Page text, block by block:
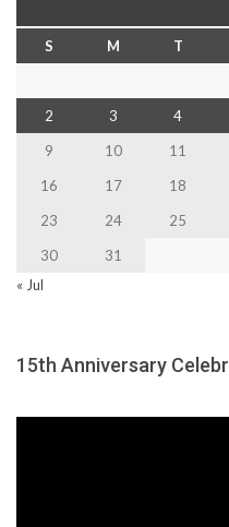
S M T
2
3 4
9
10 11
16
17 18
23
24 25
30
31
« Jul
15th Anniversary